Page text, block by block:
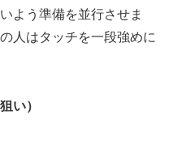
よう準備を並行させま
人はタッチを一段強めに
い）